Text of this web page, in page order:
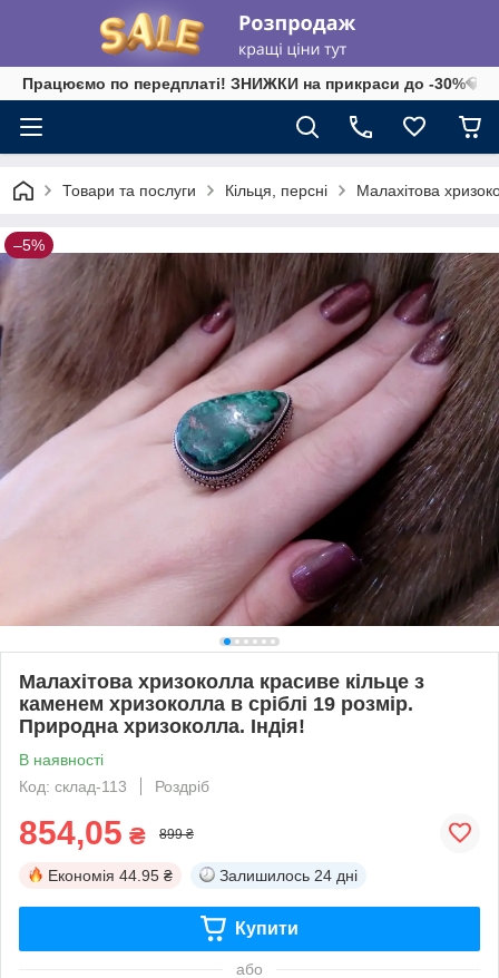
Працюємо по передплаті! ЗНИЖКИ на прикраси до -30%💎
Товари та послуги Кільця, персні Малахітова
–5%
Малахітова хризоколла красиве кільце з
каменем хризоколла в сріблі 19 розмір.
Природна хризоколла. Індія!
В наявності
Код: склад-113
Роздріб
854,05 ₴ 899 ₴
Економія 44.95 ₴ Залишилось 24 дні
Купити
або